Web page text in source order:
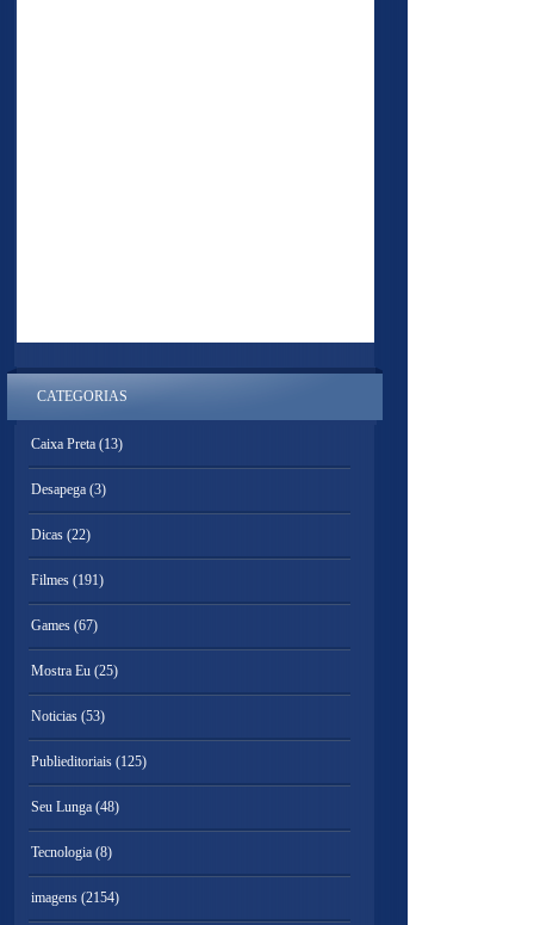
CATEGORIAS
Caixa Preta (13)
Desapega (3)
Dicas (22)
Filmes (191)
Games (67)
Mostra Eu (25)
Noticias (53)
Publieditoriais (125)
Seu Lunga (48)
Tecnologia (8)
imagens (2154)